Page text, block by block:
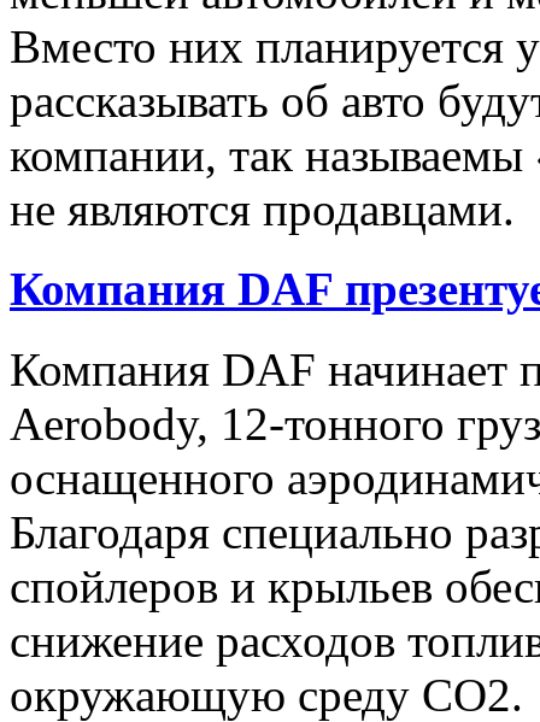
Вместо них планируется
рассказывать об авто
компании, так называемы
не являются продавцами.
Компания DAF
Компания DAF начинает
Aerobody, 12-тонного
оснащенного
Благодаря специально
спойлеров и крыльев
снижение расходов
окружающую среду CO2.